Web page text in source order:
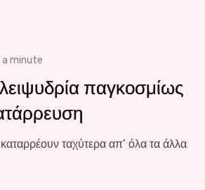
a minute
παγκοσμίως
ταχύτερα απ’ όλα τα άλλα